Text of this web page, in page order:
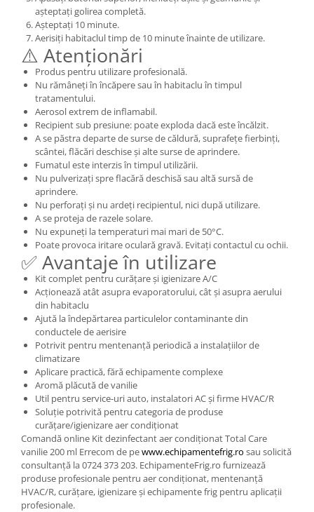
așteptați golirea completă.
Așteptați 10 minute.
Aerisiți habitaclul timp de 10 minute înainte de utilizare.
⚠️ Atenționări
Produs pentru utilizare profesională.
Nu rămâneți în încăpere sau în habitaclu în timpul
tratamentului.
Aerosol extrem de inflamabil.
Recipient sub presiune: poate exploda dacă este încălzit.
A se păstra departe de surse de căldură, suprafețe fierbinți,
scântei, flăcări deschise și alte surse de aprindere.
Fumatul este interzis în timpul utilizării.
Nu pulverizați spre flacără deschisă sau altă sursă de
aprindere.
Nu perforați și nu ardeți recipientul, nici după utilizare.
A se proteja de razele solare.
Nu expuneți la temperaturi mai mari de 50°C.
Poate provoca iritare oculară gravă. Evitați contactul cu ochii.
✅ Avantaje în utilizare
Kit complet pentru curățare și igienizare A/C
Acționează atât asupra evaporatorului, cât și asupra aerului
din habitaclu
Ajută la îndepărtarea particulelor contaminante din
conductele de aerisire
Potrivit pentru mentenanță periodică a instalațiilor de
climatizare
Aplicare practică, fără echipamente complexe
Aromă plăcută de vanilie
Util pentru service-uri auto, instalatori AC și firme HVAC/R
Soluție potrivită pentru categoria de produse
curățare/igienizare aer condiționat
Comandă online Kit dezinfectant aer condiționat Total Care
vanilie 200 ml Errecom de pewww.echipamentefrig.ro sau solicită
consultanță la 0724 373 203. EchipamenteFrig.ro furnizează
produse profesionale pentru aer condiționat, mentenanță
HVAC/R, curățare, igienizare și echipamente frig pentru aplicații
profesionale.